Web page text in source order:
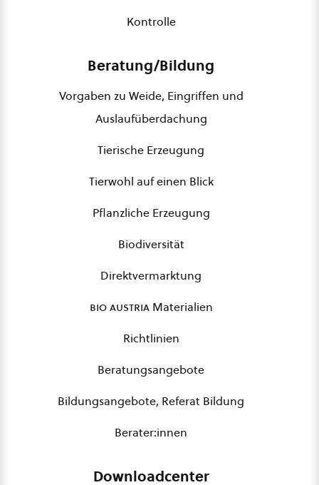
Kontrolle
Beratung/Bildung
Vorgaben zu Weide, Eingriffen und
Auslaufüberdachung
Tierische Erzeugung
Tierwohl auf einen Blick
Pflanzliche Erzeugung
Biodiversität
Direktvermarktung
bio austriaMaterialien
Richtlinien
Beratungsangebote
Bildungsangebote, Referat Bildung
Berater:innen
Downloadcenter